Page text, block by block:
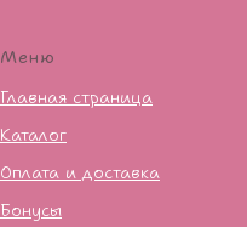
Меню
Главная страница
Каталог
Оплата и доставка
Бонусы